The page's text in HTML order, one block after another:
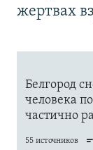
жертвах